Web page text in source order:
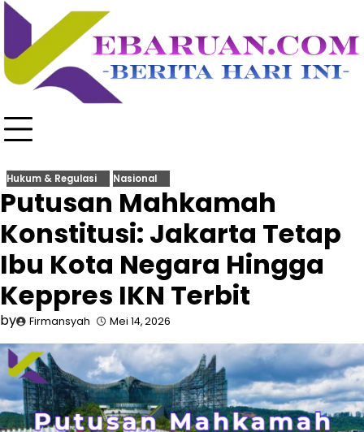
Skip
content
Hukum & Regulasi Nasional
Putusan Mahkamah
Konstitusi: Jakarta Tetap
Ibu Kota Negara Hingga
Keppres IKN Terbit
by Firmansyah Mei 14, 2026